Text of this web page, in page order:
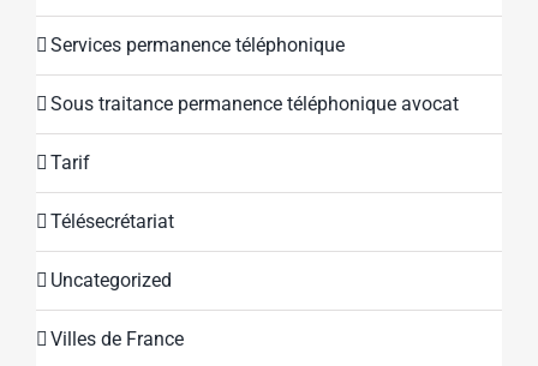
Services permanence téléphonique
Sous traitance permanence téléphonique avocat
Tarif
Télésecrétariat
Uncategorized
Villes de France